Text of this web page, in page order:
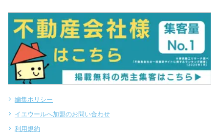
編集ポリシー
イエウールへ加盟のお問い合わせ
利用規約